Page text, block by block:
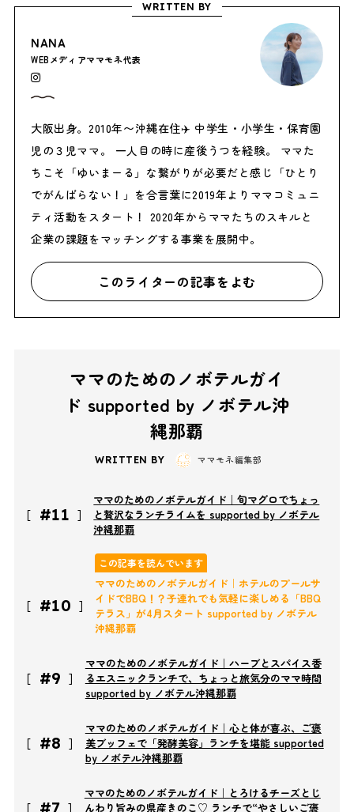
WRITTEN BY
NANA
WEBメディアママモネ代表
大阪出身。2010年〜沖縄在住✈️ 中学生・小学生・保育園
児の３児ママ。 一人目の時に産後うつを経験。 ママた
ちこそ「ゆいまーる」な繋がりが必要だと感じ「ひとり
でがんばらない！」を合言葉に2019年よりママコミュニ
ティ活動をスタート！ 2020年からママたちのスキルと
企業の課題をマッチングする事業を展開中。
このライターの記事をよむ
ママのためのノボテルガイ
ド supported by ノボテル沖
縄那覇
WRITTEN BY ママモネ編集部
#11
ママのためのノボテルガイド｜旬マグロでちょっ
と贅沢なランチライムを supported by ノボテル
沖縄那覇
#10
この記事を読んでいます
ママのためのノボテルガイド｜ホテルのプールサ
イドでBBQ！？子連れでも気軽に楽しめる「BBQ
テラス」が4月スタート supported by ノボテル
沖縄那覇
#9
ママのためのノボテルガイド｜ハーブとスパイス香
るエスニックランチで、ちょっと旅気分のママ時間
supported by ノボテル沖縄那覇
#8
ママのためのノボテルガイド｜心と体が喜ぶ、ご褒
美ブッフェで「発酵美容」ランチを堪能 supported
by ノボテル沖縄那覇
#7
ママのためのノボテルガイド｜とろけるチーズとじ
んわり旨みの県産きのこ♡ ランチで“やさしいご褒